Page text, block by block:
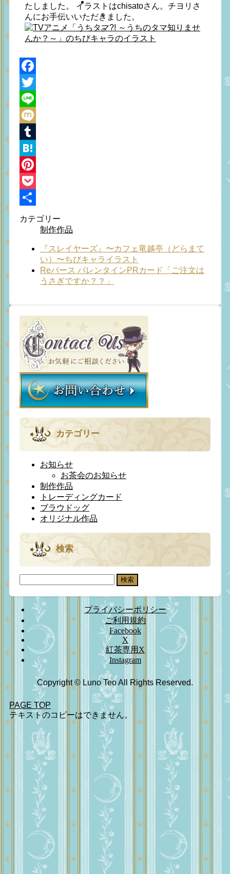
たしました。 イラストはchisatoさん。チヨリ さ
んにお手伝いいただきました。
Facebook
Twitter
Line
Mixi
Tumblr
Hatena
Pinterest
Pocket
共
カテゴリー
制作作品
『スレイヤーズ』〜カフェ竜越亭（どらまて
い）〜ちびキャライラスト
Reバース バレンタインPRカード「ご注文は
うさぎですか？？」
カテゴリー
お知らせ
お茶会のお知らせ
制作作品
トレーディングカード
ブラウドッグ
オリジナル作品
検索
プライバシーポリシー
ご利用規約
Facebook
X
紅茶専用X
Instagram
Copyright © Luno Teo All Rights Reserved.
PAGE TOP
テキストのコピーはできません。